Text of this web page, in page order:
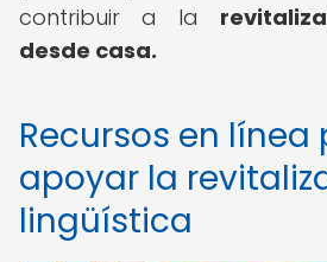
contribuir a la
desde casa.
Recursos en línea
apoyar la
lingüística